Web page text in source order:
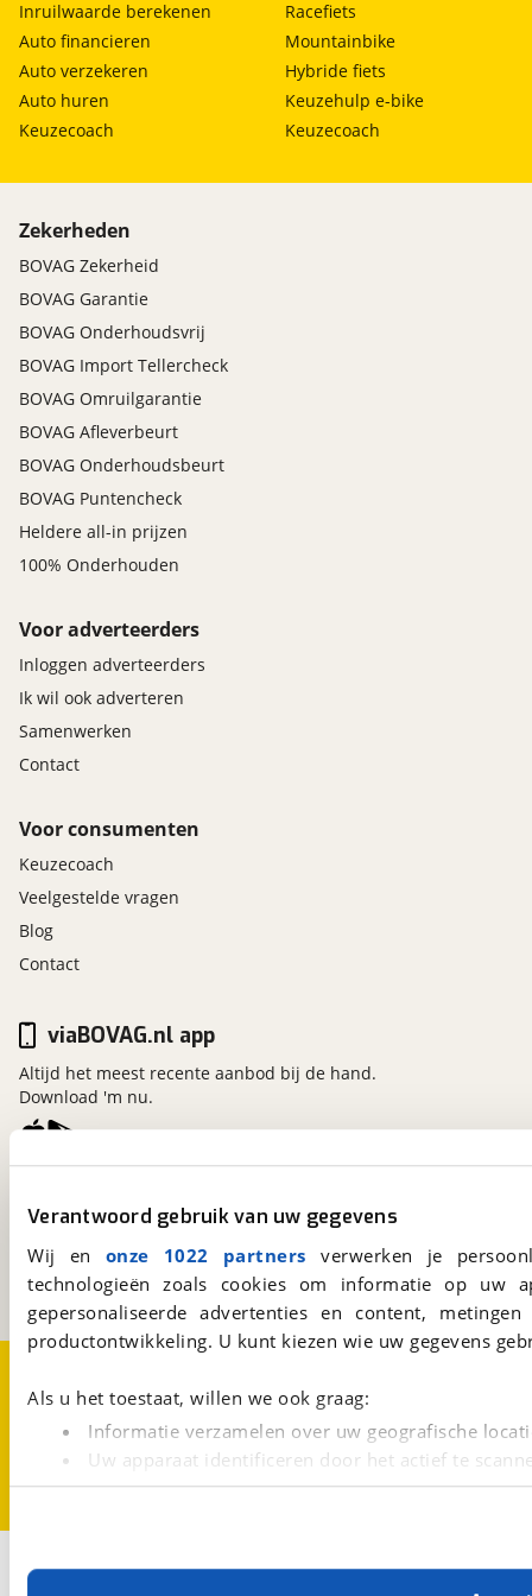
Verantwoord gebruik van uw gegevens
Wij en onze 1022 partners verwerken je
technologieën zoals cookies om informatie op
gepersonaliseerde advertenties en content,
productontwikkeling. U kunt kiezen wie uw gegevens
Als u het toestaat, willen we ook graag:
Informatie verzamelen over uw geografische
Uw apparaat identificeren door het actief te
Lees meer over hoe uw persoonlijke gegevens worden
Met cookies en vergelijkbare technieken zorgen we
Inruilwaarde berekenen
Auto financieren
Auto verzekeren
Auto huren
Keuzecoach
Racefiets
Mountainbike
Hybride fiets
Keuzehulp e-bike
Keuzecoach
Zekerheden
BOVAG Zekerheid
BOVAG Garantie
BOVAG Onderhoudsvrij
BOVAG Import Tellercheck
BOVAG Omruilgarantie
BOVAG Afleverbeurt
BOVAG Onderhoudsbeurt
BOVAG Puntencheck
Heldere all-in prijzen
100% Onderhouden
Voor adverteerders
Inloggen adverteerders
Ik wil ook adverteren
Samenwerken
Contact
Voor consumenten
Keuzecoach
Veelgestelde vragen
Blog
Contact
Kosterijland15
Een initiatief van
BOVAG
viaBOVAG.nl app
Altijd het meest recente aanbod bij de hand.
Download 'm nu.
CookievoorkeurenVacatures